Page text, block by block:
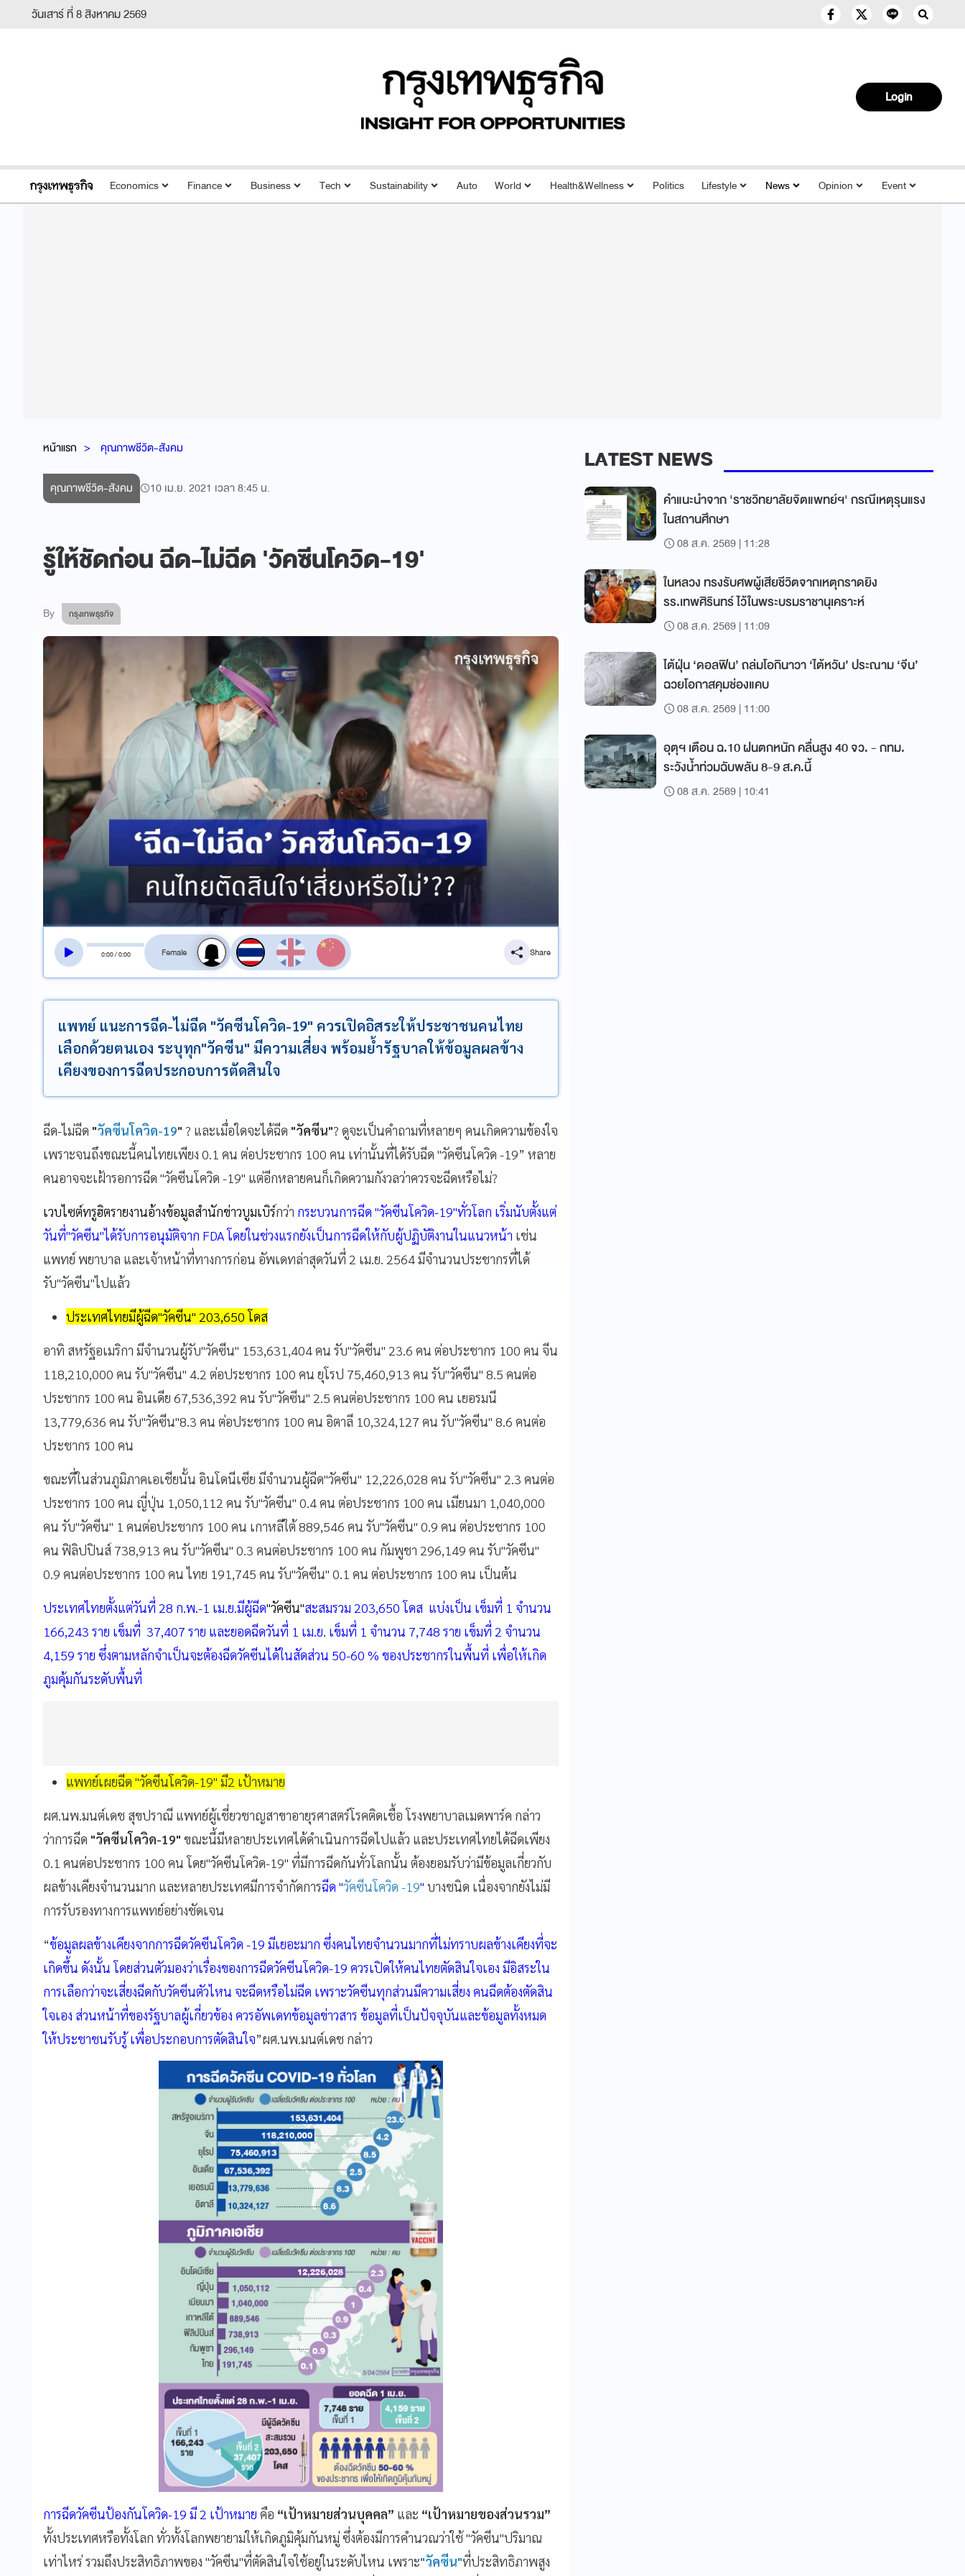
วันเสาร์ ที่ 8 สิงหาคม 2569
Login
Economics Finance Business Tech Sustainability Auto World Health&Wellness Politics Lifestyle News Opinion Event
หน้าแรก คุณภาพชีวิต-สังคม
คุณภาพชีวิต-สังคม 10 เม.ย. 2021 เวลา 8:45 น.
รู้ให้ชัดก่อน ฉีด-ไม่ฉีด 'วัคซีนโควิด-19'
By กรุงเทพธุรกิจ
0:00/0:00
สลับเสียงอ่าน
Share
แพทย์ แนะการฉีด-ไม่ฉีด "วัคซีนโควิด-19" ควรเปิดอิสระให้ประชาชนคนไทย
เลือกด้วยตนเอง ระบุทุก"วัคซีน" มีความเสี่ยง พร้อมย้ำรัฐบาลให้ข้อมูลผลข้าง
เคียงของการฉีดประกอบการตัดสินใจ
ฉีด-ไม่ฉีด "วัคซีนโควิด-19" ? และเมื่อใดจะได้ฉีด "วัคซีน"? ดูจะเป็นคำถามที่หลายๆ คนเกิดความข้องใจ
เพราะจนถึงขณะนี้คนไทยเพียง 0.1 คน ต่อประชากร 100 คน เท่านั้นที่ได้รับฉีด "วัคซีนโควิด -19” หลาย
คนอาจจะเฝ้ารอการฉีด "วัคซีนโควิด -19" แต่อีกหลายคนก็เกิดความกังวลว่าควรจะฉีดหรือไม่?
เวบไซต์ทรูฮิตรายงานอ้างข้อมูลสำนักข่าวบูมเบิร์กว่า กระบวนการฉีด "วัคซีนโควิด-19"ทั่วโลก เริ่มนับตั้งแต่
วันที่"วัคซีน"ได้รับการอนุมัติจาก FDA โดยในช่วงแรกยังเป็นการฉีดให้กับผู้ปฏิบัติงานในแนวหน้า เช่น
แพทย์ พยาบาล และเจ้าหน้าที่ทางการก่อน อัพเดทล่าสุดวันที่ 2 เม.ย. 2564 มีจำนวนประชากรที่ได้
รับ"วัคซีน"ไปแล้ว
ประเทศไทยมีผู้ฉีด"วัคซีน" 203,650 โดส
อาทิ สหรัฐอเมริกา มีจำนวนผู้รับ"วัคซีน" 153,631,404 คน รับ"วัคซีน" 23.6 คน ต่อประชากร 100 คน จีน
118,210,000 คน รับ"วัคซีน" 4.2 ต่อประชากร 100 คน ยุโรป 75,460,913 คน รับ"วัคซีน" 8.5 คนต่อ
ประชากร 100 คน อินเดีย 67,536,392 คน รับ"วัคซีน" 2.5 คนต่อประชากร 100 คน เยอรมนี
13,779,636 คน รับ"วัคซีน"8.3 คน ต่อประชากร 100 คน อิตาลี 10,324,127 คน รับ"วัคซีน" 8.6 คนต่อ
ประชากร 100 คน
ขณะที่ในส่วนภูมิภาคเอเชียนั้น อินโดนีเซีย มีจำนวนผู้ฉีด"วัคซีน" 12,226,028 คน รับ"วัคซีน" 2.3 คนต่อ
ประชากร 100 คน ญี่ปุ่น 1,050,112 คน รับ"วัคซีน" 0.4 คน ต่อประชากร 100 คน เมียนมา 1,040,000
คน รับ"วัคซีน" 1 คนต่อประชากร 100 คน เกาหลีใต้ 889,546 คน รับ"วัคซีน" 0.9 คน ต่อประชากร 100
คน ฟิลิปปินส์ 738,913 คน รับ"วัคซีน" 0.3 คนต่อประชากร 100 คน กัมพูชา 296,149 คน รับ"วัคซีน"
0.9 คนต่อประชากร 100 คน ไทย 191,745 คน รับ"วัคซีน" 0.1 คน ต่อประชากร 100 คน เป็นต้น
ประเทศไทยตั้งแต่วันที่ 28 ก.พ.-1 เม.ย.มีผู้ฉีด"วัคซีน"สะสมรวม 203,650 โดส แบ่งเป็น เข็มที่ 1 จำนวน
166,243 ราย เข็มที่ 37,407 ราย และยอดฉีดวันที่ 1 เม.ย. เข็มที่ 1 จำนวน 7,748 ราย เข็มที่ 2 จำนวน
4,159 ราย ซึ่งตามหลักจำเป็นจะต้องฉีดวัคซีนได้ในสัดส่วน 50-60 % ของประชากรในพื้นที่ เพื่อให้เกิด
ภูมคุ้มกันระดับพื้นที่
แพทย์เผยฉีด "วัคซีนโควิด-19" มี2 เป้าหมาย
ผศ.นพ.มนต์เดช สุขปราณี แพทย์ผู้เชี่ยวชาญสาขาอายุรศาสตร์โรคติดเชื้อ โรงพยาบาลเมดพาร์ค กล่าว
ว่าการฉีด "วัคซีนโควิด-19" ขณะนี้มีหลายประเทศได้ดำเนินการฉีดไปแล้ว และประเทศไทยได้ฉีดเพียง
0.1 คนต่อประชากร 100 คน โดย"วัคซีนโควิด-19" ที่มีการฉีดกันทั่วโลกนั้น ต้องยอมรับว่ามีข้อมูลเกี่ยวกับ
ผลข้างเคียงจำนวนมาก และหลายประเทศมีการจำกัดการฉีด "วัคซีนโควิด -19" บางชนิด เนื่องจากยังไม่มี
การรับรองทางการแพทย์อย่างชัดเจน
“ข้อมูลผลข้างเคียงจากการฉีดวัคซีนโควิด -19 มีเยอะมาก ซึ่งคนไทยจำนวนมากที่ไม่ทราบผลข้างเคียงที่จะ
เกิดขึ้น ดังนั้น โดยส่วนตัวมองว่าเรื่องของการฉีดวัคซีนโควิด-19 ควรเปิดให้คนไทยตัดสินใจเอง มีอิสระใน
การเลือกว่าจะเสี่ยงฉีดกับวัคซีนตัวไหน จะฉีดหรือไม่ฉีด เพราะวัคซีนทุกส่วนมีความเสี่ยง คนฉีดต้องตัดสิน
ใจเอง ส่วนหน้าที่ของรัฐบาลผู้เกี่ยวข้อง ควรอัพเดทข้อมูลข่าวสาร ข้อมูลที่เป็นปัจจุบันและข้อมูลทั้งหมด
ให้ประชาชนรับรู้ เพื่อประกอบการตัดสินใจ”ผศ.นพ.มนต์เดช กล่าว
การฉีดวัคซีนป้องกันโควิด-19 มี 2 เป้าหมาย คือ “เป้าหมายส่วนบุคคล” และ “เป้าหมายของส่วนรวม”
ทั้งประเทศหรือทั้งโลก ทั่วทั้งโลกพยายามให้เกิดภูมิคุ้มกันหมู่ ซึ่งต้องมีการคำนวณว่าใช้ "วัคซีน"ปริมาณ
เท่าไหร่ รวมถึงประสิทธิภาพของ "วัคซีน"ที่ตัดสินใจใช้อยู่ในระดับไหน เพราะ"วัคซีน"ที่ประสิทธิภาพสูง
LATEST NEWS
คำแนะนำจาก 'ราชวิทยาลัยจิตแพทย์ฯ' กรณีเหตุรุนแรง
ในสถานศึกษา
08 ส.ค. 2569 | 11:28
ในหลวง ทรงรับศพผู้เสียชีวิตจากเหตุกราดยิง
รร.เทพศิรินทร์ ไว้ในพระบรมราชานุเคราะห์
08 ส.ค. 2569 | 11:09
ไต้ฝุ่น ‘ดอลฟิน’ ถล่มโอกินาวา ‘ไต้หวัน’ ประณาม ‘จีน’
ฉวยโอกาสคุมช่องแคบ
08 ส.ค. 2569 | 11:00
อุตุฯ เตือน ฉ.10 ฝนตกหนัก คลื่นสูง 40 จว. - กทม.
ระวังน้ำท่วมฉับพลัน 8-9 ส.ค.นี้
08 ส.ค. 2569 | 10:41